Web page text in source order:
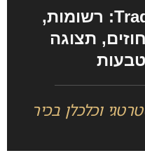
מערכת TradingView: רשומות,
תצוגה
וכלכלן בכיר